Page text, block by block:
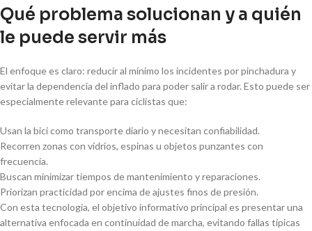
Qué problema solucionan y a quién
le puede servir más
El enfoque es claro: reducir al mínimo los incidentes por pinchadura y
evitar la dependencia del inflado para poder salir a rodar. Esto puede ser
especialmente relevante para ciclistas que:
Usan la bici como transporte diario y necesitan confiabilidad.
Recorren zonas con vidrios, espinas u objetos punzantes con
frecuencia.
Buscan minimizar tiempos de mantenimiento y reparaciones.
Priorizan practicidad por encima de ajustes finos de presión.
Con esta tecnología, el objetivo informativo principal es presentar una
alternativa enfocada en continuidad de marcha, evitando fallas típicas